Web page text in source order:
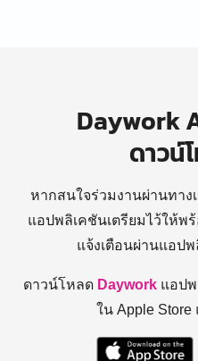
Daywork
ดาวน์
หากสนใจร่วมงานผ่านทาง
แอปพลิเคชันเตรียมไว้ให้พ
แจ้งเตือนผ่านแอป
ดาวน์โหลด Daywork แอปพ
ใน Apple Store